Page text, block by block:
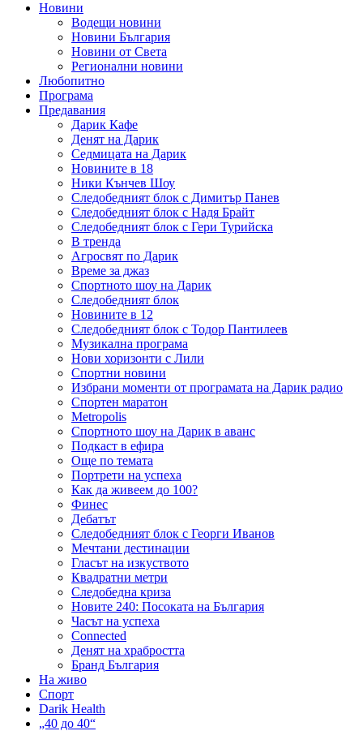
Новини
Водещи новини
Новини България
Новини от Света
Регионални новини
Любопитно
Програма
Предавания
Дарик Кафе
Денят на Дарик
Седмицата на Дарик
Новините в 18
Ники Кънчев Шоу
Следобедният блок с Димитър Панев
Следобедният блок с Надя Брайт
Следобедният блок с Гери Турийска
В тренда
Агросвят по Дарик
Време за джаз
Спортното шоу на Дарик
Следобедният блок
Новините в 12
Следобедният блок с Тодор Пантилеев
Музикална програма
Нови хоризонти с Лили
Спортни новини
Избрани моменти от програмата на Дарик радио
Спортен маратон
Metropolis
Спортното шоу на Дарик в аванс
Подкаст в ефира
Още по темата
Портрети на успеха
Как да живеем до 100?
Финес
Дебатът
Следобедният блок с Георги Иванов
Мечтани дестинации
Гласът на изкуството
Квадратни метри
Следобедна криза
Новите 240: Посоката на България
Часът на успеха
Connected
Денят на храбростта
Бранд България
На живо
Спорт
Darik Health
„40 до 40“